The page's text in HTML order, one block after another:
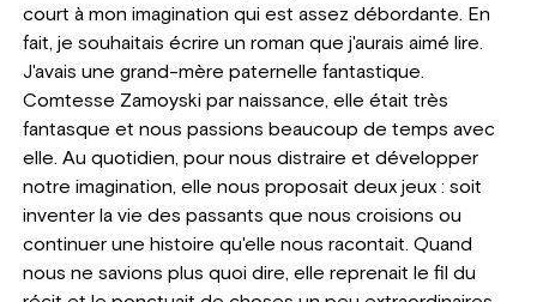
court à mon imagination qui est assez débordante. En
fait, je souhaitais écrire un roman que j'aurais aimé lire.
J'avais une grand-mère paternelle fantastique.
Comtesse Zamoyski par naissance, elle était très
fantasque et nous passions beaucoup de temps avec
elle. Au quotidien, pour nous distraire et développer
notre imagination, elle nous proposait deux jeux : soit
inventer la vie des passants que nous croisions ou
continuer une histoire qu'elle nous racontait. Quand
nous ne savions plus quoi dire, elle reprenait le fil du